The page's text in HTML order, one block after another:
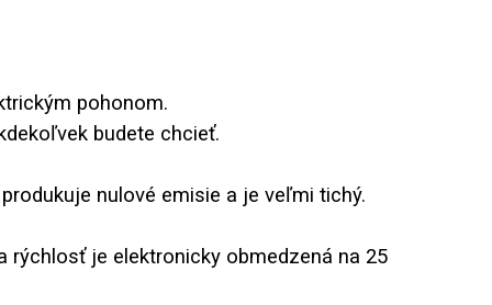
pohonom.
budete chcieť.
nulové emisie a je veľmi tichý.
rýchlosť je elektronicky obmedzená na 25